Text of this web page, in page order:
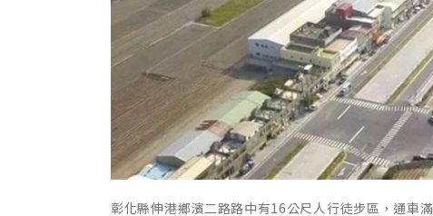
彰化縣伸港鄉濱二路路中有16公尺人行徒步區，通車